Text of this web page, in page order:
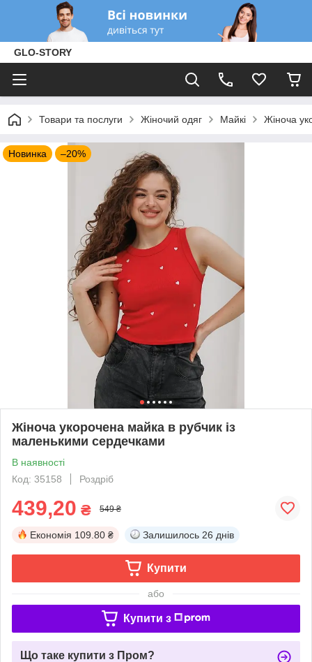
GLO-STORY
Товари та послуги Жіночий одяг Майкі Жіноча
Новинка –20%
Жіноча укорочена майка в рубчик із
маленькими сердечками
В наявності
Код: 35158
Роздріб
439,20 ₴ 549 ₴
Економія 109.80 ₴ Залишилось 26 днів
Купити
або
Купити з
Що таке купити з Пром?